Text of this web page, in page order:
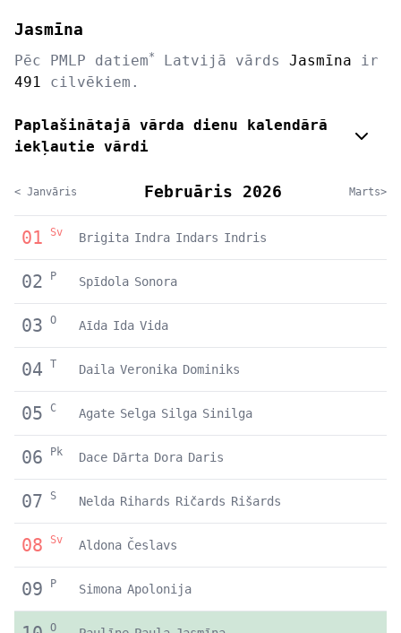
Jasmīna
Pēc PMLP datiem* Latvijā vārds Jasmīna ir
491 cilvēkiem.
Paplašinātajā vārda dienu kalendārā
iekļautie vārdi
< Janvāris Februāris 2026 Marts>
01 Sv Brigita Indra Indars Indris
02 P Spīdola Sonora
03 O Aīda Ida Vida
04 T Daila Veronika Dominiks
05 C Agate Selga Silga Sinilga
06 Pk Dace Dārta Dora Daris
07 S Nelda Rihards Ričards Rišards
08 Sv Aldona Česlavs
09 P Simona Apolonija
O